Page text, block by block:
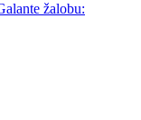
žalobu: